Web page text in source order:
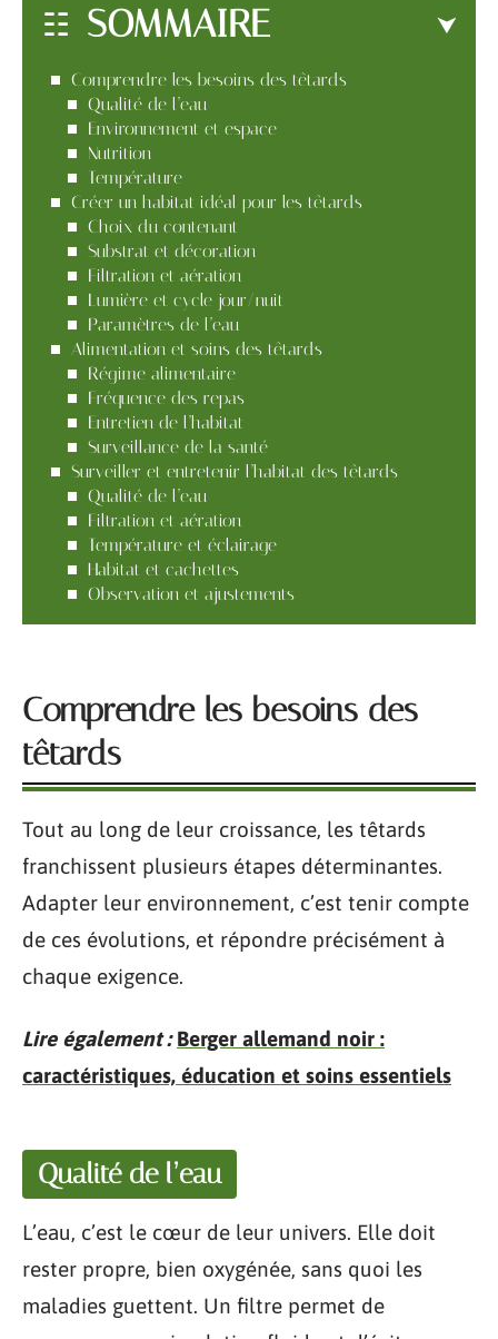
SOMMAIRE
Comprendre les besoins des têtards
Qualité de l’eau
Environnement et espace
Nutrition
Température
Créer un habitat idéal pour les têtards
Choix du contenant
Substrat et décoration
Filtration et aération
Lumière et cycle jour/nuit
Paramètres de l’eau
Alimentation et soins des têtards
Régime alimentaire
Fréquence des repas
Entretien de l’habitat
Surveillance de la santé
Surveiller et entretenir l’habitat des têtards
Qualité de l’eau
Filtration et aération
Température et éclairage
Habitat et cachettes
Observation et ajustements
Comprendre les besoins des
têtards
Tout au long de leur croissance, les têtards
franchissent plusieurs étapes déterminantes.
Adapter leur environnement, c’est tenir compte
de ces évolutions, et répondre précisément à
chaque exigence.
Lire également : Berger allemand noir :
caractéristiques, éducation et soins essentiels
Qualité de l’eau
L’eau, c’est le cœur de leur univers. Elle doit
rester propre, bien oxygénée, sans quoi les
maladies guettent. Un filtre permet de